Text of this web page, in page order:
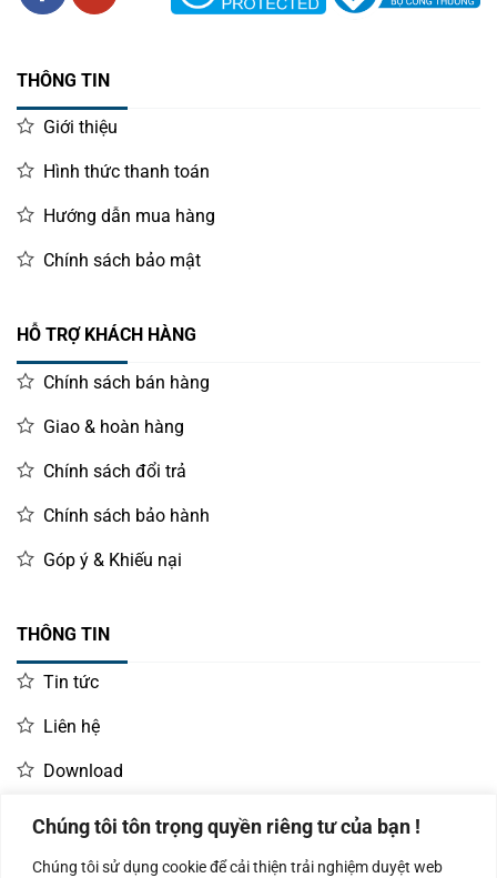
Chúng tôi tôn trọng quyền riêng tư của bạn !
Chúng tôi sử dụng cookie để cải thiện trải nghiệm duyệt web
THÔNG TIN
Giới thiệu
Hình thức thanh toán
Hướng dẫn mua hàng
Chính sách bảo mật
HỖ TRỢ KHÁCH HÀNG
Chính sách bán hàng
Giao & hoàn hàng
Chính sách đổi trả
Chính sách bảo hành
Góp ý & Khiếu nại
THÔNG TIN
Tin tức
Liên hệ
Download
LIÊN HỆ MUA HÀNG